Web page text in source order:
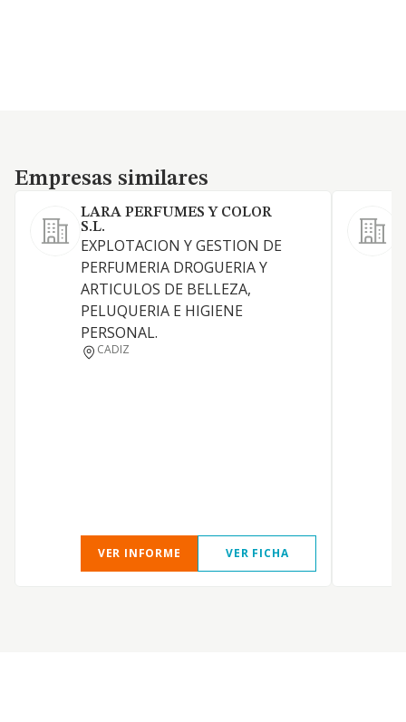
Empresas similares
Empresas similares
LARA PERFUMES Y COLOR
S.L.
EXPLOTACION Y GESTION DE
PERFUMERIA DROGUERIA Y
ARTICULOS DE BELLEZA,
PELUQUERIA E HIGIENE
PERSONAL.
CADIZ
VER INFORME VER FICHA